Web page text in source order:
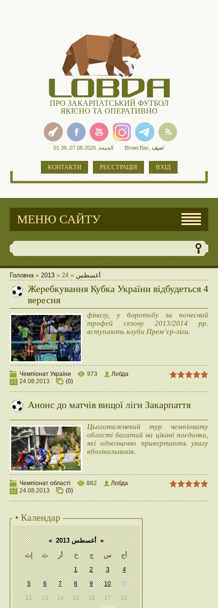
ПРО ЗАКАРПАТСЬКИЙ ФУТБОЛ
ЯКІСНО ТА ОПЕРАТИВНО
الجمعة, 07.08.2026, 01:36 Вітаю Вас,ضيف!
КОНТАКТИ РЕЄСТРАЦІЯ ВХІД
МЕНЮ САЙТУ
Головна» 2013 » أغسطس »
24
Жеребкування Кубка України відбудеться 4
вересня
фіналу, у боротьбу за почесний
трофей сезону 2013/2014 рр.
вступають клуби Прем’єр-ліги.
Чемпіонат України 973
Лобда
24.08.2013
(0)
Анонс до матчів вищої ліги Закарпаття
Цьоготижневий тур чемпіонату
області багатий на цікаві поєдинки,
які однозначно привертають увагу
вболівальників.
Чемпіонат області 882
Лобда
24.08.2013
(0)
• Календар
« أغسطس 2013 »
إث
ث أر خ ج س أح
1 2 3 4
5 6 7 8 9 10 11
12 13 14 15 16 17 18